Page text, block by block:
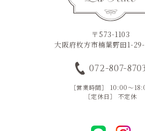
〒573-1103
大阪府枚方市楠葉野田1-
072-807-8703
［営業時間］ 10:00～
［定休日］ 不定休